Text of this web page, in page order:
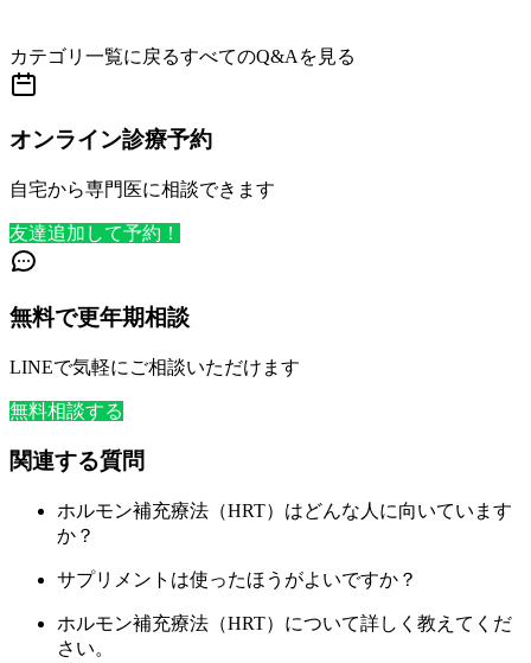
カテゴリ一覧に戻るすべてのQ&Aを見る
オンライン診療予約
自宅から専門医に相談できます
友達追加して予約！
無料で更年期相談
LINEで気軽にご相談いただけます
無料相談する
関連する質問
ホルモン補充療法（HRT）はどんな人に向いています
か？
サプリメントは使ったほうがよいですか？
ホルモン補充療法（HRT）について詳しく教えてくだ
さい。